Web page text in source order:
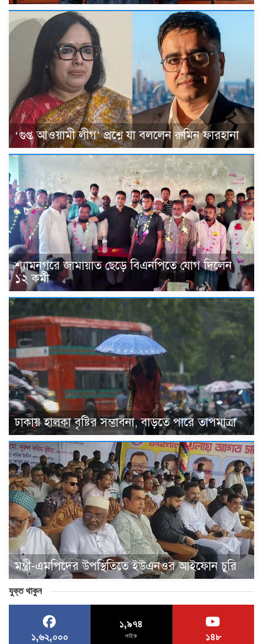
‘গুপ্ত আওয়ামী লীগ’ প্রশ্নে যা বললেন রুমিন ফারহানা
শ্যামনগরে জামায়াত ছেড়ে বিএনপিতে যোগ দিলেন
১২ কর্মী
ঢাকায় হালকা বৃষ্টির সম্ভাবনা, বাড়তে পারে তাপমাত্রা
মন্ত্রী-এমপিদের উপস্থিতিতে ইউএনওর আইফোন চুরি
যুক্ত থাকুন
১,৬২,০০০
১,৯৭৪
লাইক ১৪৮